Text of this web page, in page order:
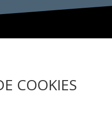
COOKIES